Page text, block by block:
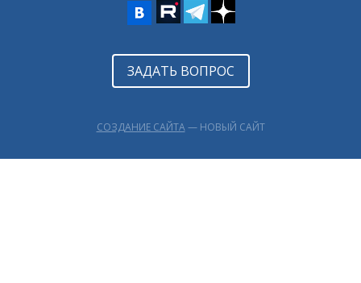
ЗАДАТЬ ВОПРОС
СОЗДАНИЕ САЙТА— НОВЫЙ САЙТ